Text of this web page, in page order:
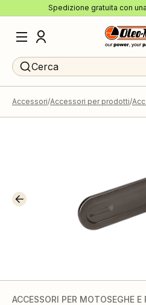
Spedizione gratuita con
Cerca
Accessori Accessori per prodotti
ACCESSORI PER MOTOSEGHE E